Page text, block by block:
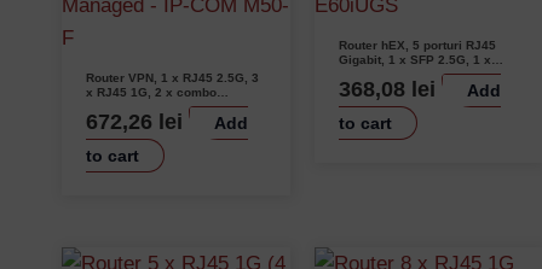
Router VPN, 1 x RJ45 2.5G, 3
x RJ45 1G, 2 x combo
SFP/RJ45 1G, Multi-WAN,
Cloud Managed – IP-COM
672,26 lei
Add
to cart
Router hEX, 5 porturi RJ45
Gigabit, 1 x SFP 2.5G, 1 x
PoE Out, USB, PoE In –
MikroTik E60iUGS
368,08 lei
Add
to cart